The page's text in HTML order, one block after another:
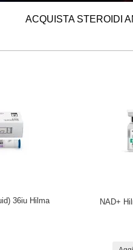
ACQUISTA STEROIDI
36iu Hilma
NAD+